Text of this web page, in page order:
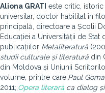
Aliona GRATI este critic,
universitar, doctor habilitat în
principală, directoare a Școlii
Educației a Universității de Stat
publicațiilor Metaliteratură
studii culturale și literatură din
din Moldova și Uniunii
volume, printre care:Paul
2011;;Opera literară ca dialog